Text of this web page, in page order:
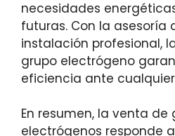
necesidades
futuras. Con la asesoría
instalación profesional,
grupo electrógeno
eficiencia ante
En resumen, la venta de
electrógenos responde